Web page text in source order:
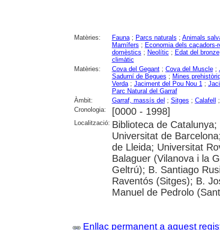
Matèries: Fauna; Parcs naturals ; Animals
Mamífers ; Economia dels caçadors-
domèstics ; Neolític ; Edat del bronze
climàtic
Matèries:
Cova del Gegant; Cova del Muscle;
Sadurní de Begues ; Mines
Verda; Jaciment del Pou Nou 1 ;
Parc Natural del Garraf
Àmbit:
Garraf, massís del ; Sitges ; Calafell
Cronologia:
[0000 - 1998]
Localització: Biblioteca de
Universitat de
de Lleida; Universitat
Balaguer (Vilanova i la
Geltrú); B. Santiago
Raventós (Sitges); B.
Manuel de Pedrolo
Enllaç permanent a aquest